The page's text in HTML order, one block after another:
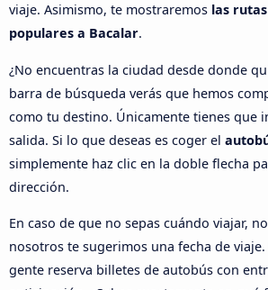
viaje. Asimismo, te mostraremos las
populares a Bacalar.
¿No encuentras la ciudad desde donde
barra de búsqueda verás que hemos
como tu destino. Únicamente tienes que
salida. Si lo que deseas es coger el
simplemente haz clic en la doble flecha
dirección.
En caso de que no sepas cuándo viajar,
nosotros te sugerimos una fecha de
gente reserva billetes de autobús con